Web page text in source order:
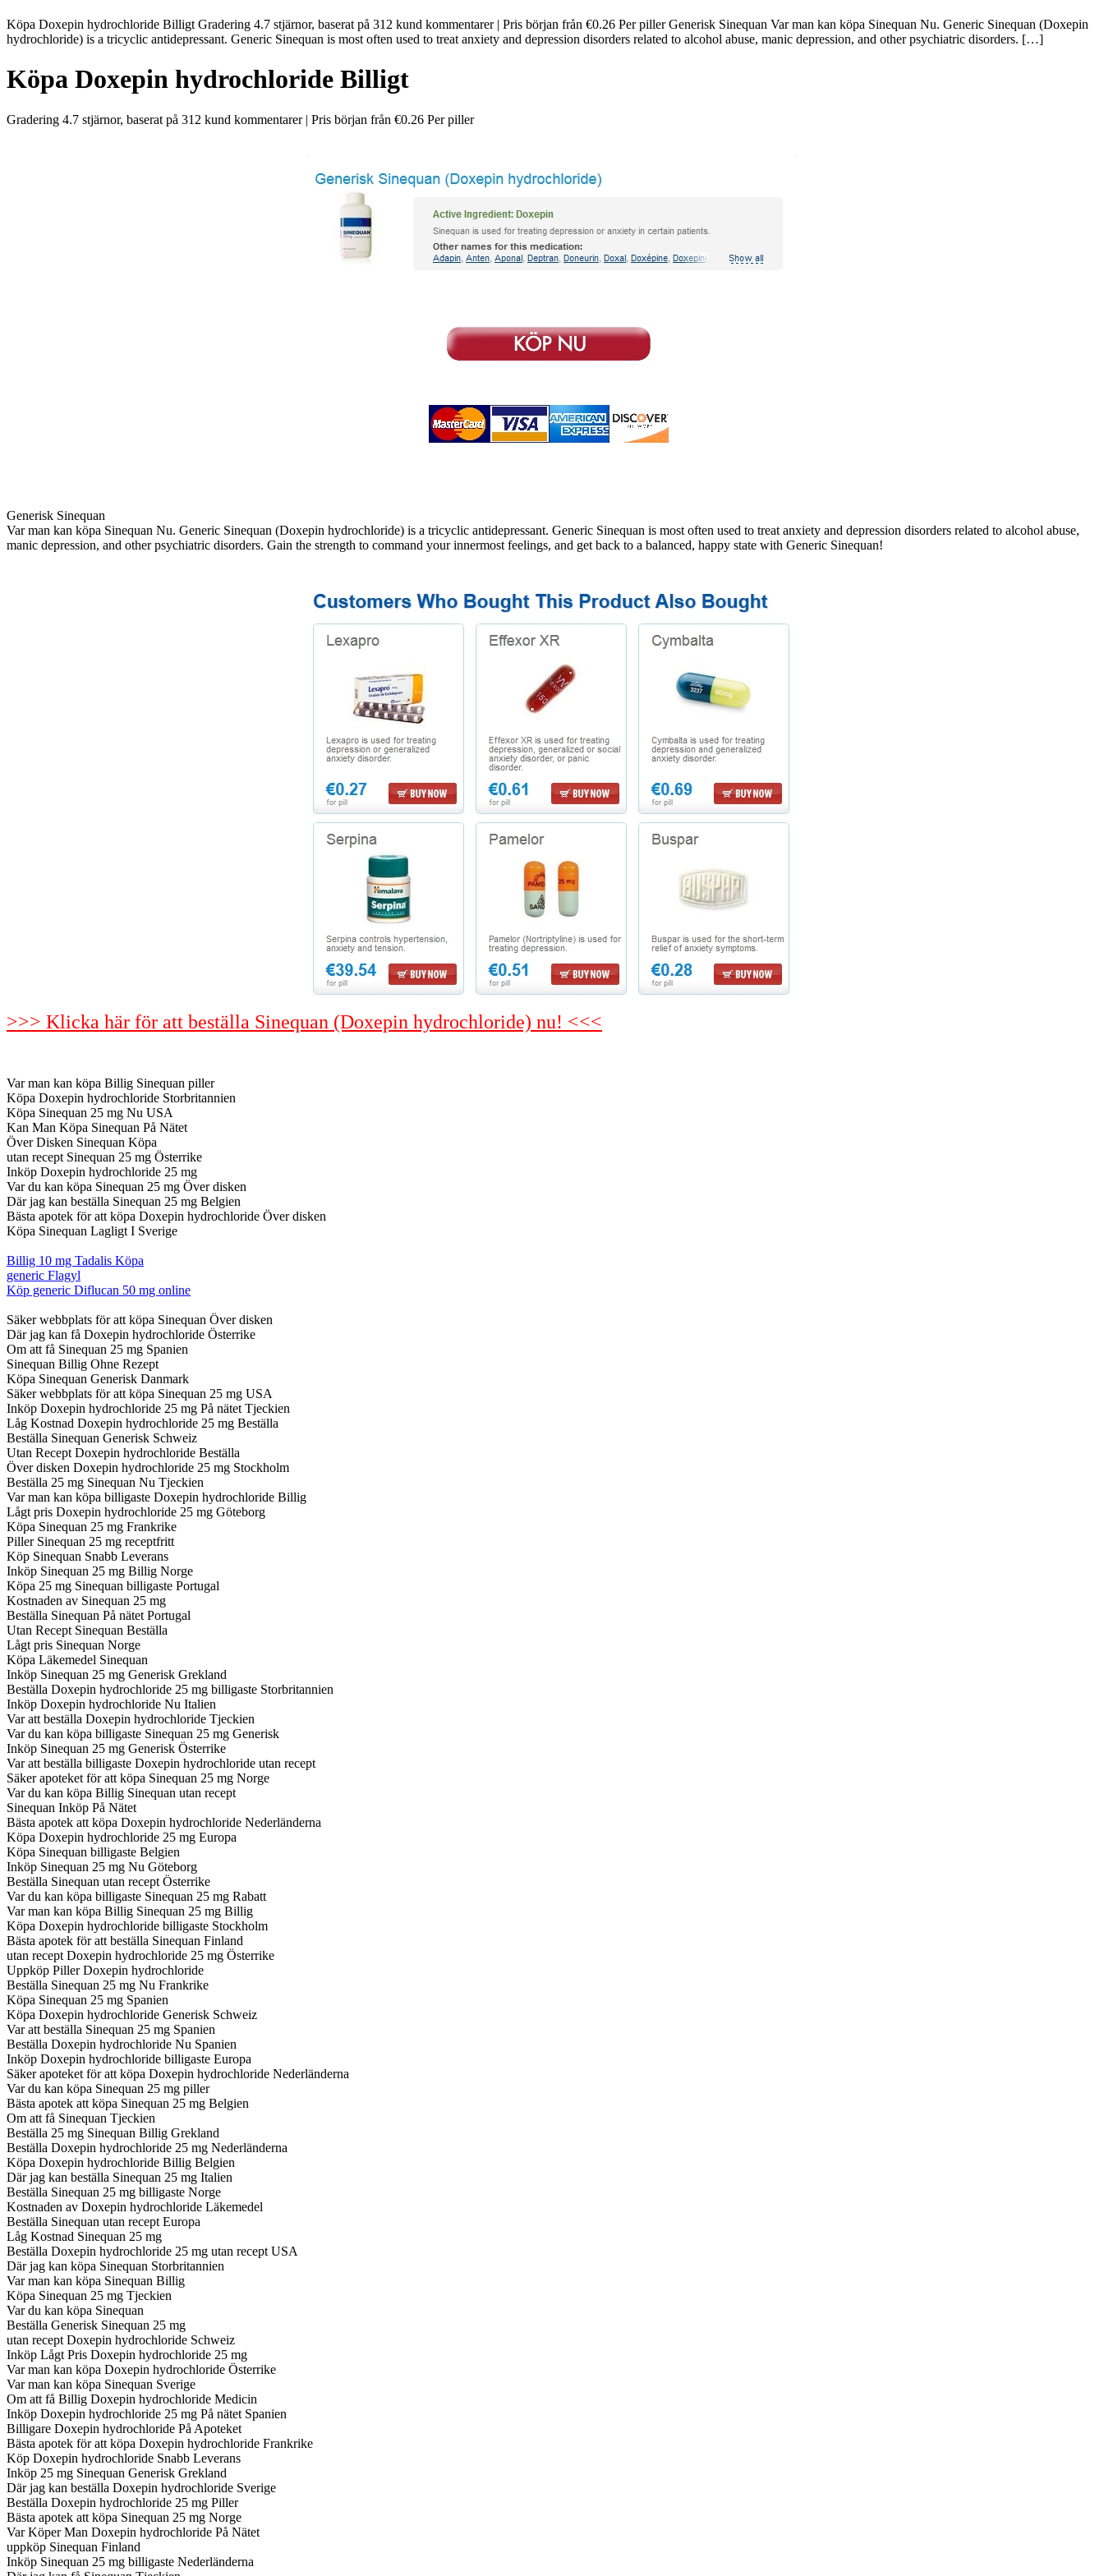
Köpa Doxepin hydrochloride Billigt Gradering 4.7 stjärnor, baserat på 312 kund kommentarer | Pris början från €0.26 Per piller Generisk Sinequan Var man kan köpa Sinequan Nu. Generic Sinequan (Doxepin
hydrochloride) is a tricyclic antidepressant. Generic Sinequan is most often used to treat anxiety and depression disorders related to alcohol abuse, manic depression, and other psychiatric disorders. […]
Köpa Doxepin hydrochloride Billigt
Gradering 4.7 stjärnor, baserat på 312 kund kommentarer| Pris början från €0.26 Per piller
Generisk Sinequan
Var man kan köpa Sinequan Nu. Generic Sinequan (Doxepin hydrochloride) is a tricyclic antidepressant. Generic Sinequan is most often used to treat anxiety and depression disorders related to alcohol abuse,
manic depression, and other psychiatric disorders. Gain the strength to command your innermost feelings, and get back to a balanced, happy state with Generic Sinequan!
>>> Klicka här för att beställa Sinequan (Doxepin hydrochloride) nu! <<<
Var man kan köpa Billig Sinequan piller
Köpa Doxepin hydrochloride Storbritannien
Köpa Sinequan 25 mg Nu USA
Kan Man Köpa Sinequan På Nätet
Över Disken Sinequan Köpa
utan recept Sinequan 25 mg Österrike
Inköp Doxepin hydrochloride 25 mg
Var du kan köpa Sinequan 25 mg Över disken
Där jag kan beställa Sinequan 25 mg Belgien
Bästa apotek för att köpa Doxepin hydrochloride Över disken
Köpa Sinequan Lagligt I Sverige
Billig 10 mg Tadalis Köpa
generic Flagyl
Köp generic Diflucan 50 mg online
Säker webbplats för att köpa Sinequan Över disken
Där jag kan få Doxepin hydrochloride Österrike
Om att få Sinequan 25 mg Spanien
Sinequan Billig Ohne Rezept
Köpa Sinequan Generisk Danmark
Säker webbplats för att köpa Sinequan 25 mg USA
Inköp Doxepin hydrochloride 25 mg På nätet Tjeckien
Låg Kostnad Doxepin hydrochloride 25 mg Beställa
Beställa Sinequan Generisk Schweiz
Utan Recept Doxepin hydrochloride Beställa
Över disken Doxepin hydrochloride 25 mg Stockholm
Beställa 25 mg Sinequan Nu Tjeckien
Var man kan köpa billigaste Doxepin hydrochloride Billig
Lågt pris Doxepin hydrochloride 25 mg Göteborg
Köpa Sinequan 25 mg Frankrike
Piller Sinequan 25 mg receptfritt
Köp Sinequan Snabb Leverans
Inköp Sinequan 25 mg Billig Norge
Köpa 25 mg Sinequan billigaste Portugal
Kostnaden av Sinequan 25 mg
Beställa Sinequan På nätet Portugal
Utan Recept Sinequan Beställa
Lågt pris Sinequan Norge
Köpa Läkemedel Sinequan
Inköp Sinequan 25 mg Generisk Grekland
Beställa Doxepin hydrochloride 25 mg billigaste Storbritannien
Inköp Doxepin hydrochloride Nu Italien
Var att beställa Doxepin hydrochloride Tjeckien
Var du kan köpa billigaste Sinequan 25 mg Generisk
Inköp Sinequan 25 mg Generisk Österrike
Var att beställa billigaste Doxepin hydrochloride utan recept
Säker apoteket för att köpa Sinequan 25 mg Norge
Var du kan köpa Billig Sinequan utan recept
Sinequan Inköp På Nätet
Bästa apotek att köpa Doxepin hydrochloride Nederländerna
Köpa Doxepin hydrochloride 25 mg Europa
Köpa Sinequan billigaste Belgien
Inköp Sinequan 25 mg Nu Göteborg
Beställa Sinequan utan recept Österrike
Var du kan köpa billigaste Sinequan 25 mg Rabatt
Var man kan köpa Billig Sinequan 25 mg Billig
Köpa Doxepin hydrochloride billigaste Stockholm
Bästa apotek för att beställa Sinequan Finland
utan recept Doxepin hydrochloride 25 mg Österrike
Uppköp Piller Doxepin hydrochloride
Beställa Sinequan 25 mg Nu Frankrike
Köpa Sinequan 25 mg Spanien
Köpa Doxepin hydrochloride Generisk Schweiz
Var att beställa Sinequan 25 mg Spanien
Beställa Doxepin hydrochloride Nu Spanien
Inköp Doxepin hydrochloride billigaste Europa
Säker apoteket för att köpa Doxepin hydrochloride Nederländerna
Var du kan köpa Sinequan 25 mg piller
Bästa apotek att köpa Sinequan 25 mg Belgien
Om att få Sinequan Tjeckien
Beställa 25 mg Sinequan Billig Grekland
Beställa Doxepin hydrochloride 25 mg Nederländerna
Köpa Doxepin hydrochloride Billig Belgien
Där jag kan beställa Sinequan 25 mg Italien
Beställa Sinequan 25 mg billigaste Norge
Kostnaden av Doxepin hydrochloride Läkemedel
Beställa Sinequan utan recept Europa
Låg Kostnad Sinequan 25 mg
Beställa Doxepin hydrochloride 25 mg utan recept USA
Där jag kan köpa Sinequan Storbritannien
Var man kan köpa Sinequan Billig
Köpa Sinequan 25 mg Tjeckien
Var du kan köpa Sinequan
Beställa Generisk Sinequan 25 mg
utan recept Doxepin hydrochloride Schweiz
Inköp Lågt Pris Doxepin hydrochloride 25 mg
Var man kan köpa Doxepin hydrochloride Österrike
Var man kan köpa Sinequan Sverige
Om att få Billig Doxepin hydrochloride Medicin
Inköp Doxepin hydrochloride 25 mg På nätet Spanien
Billigare Doxepin hydrochloride På Apoteket
Bästa apotek för att köpa Doxepin hydrochloride Frankrike
Köp Doxepin hydrochloride Snabb Leverans
Inköp 25 mg Sinequan Generisk Grekland
Där jag kan beställa Doxepin hydrochloride Sverige
Beställa Doxepin hydrochloride 25 mg Piller
Bästa apotek att köpa Sinequan 25 mg Norge
Var Köper Man Doxepin hydrochloride På Nätet
uppköp Sinequan Finland
Inköp Sinequan 25 mg billigaste Nederländerna